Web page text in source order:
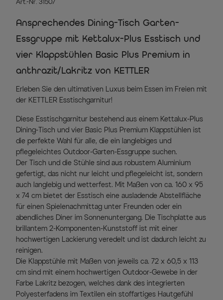
Art.-Nr. 31507
Ansprechendes Dining-Tisch Garten-
Essgruppe mit Kettalux-Plus Esstisch und
vier Klappstühlen Basic Plus Premium in
anthrazit/Lakritz von KETTLER
Erleben Sie den ultimativen Luxus beim Essen im Freien mit
der KETTLER Esstischgarnitur!
Diese Esstischgarnitur bestehend aus einem Kettalux-Plus
Dining-Tisch und vier Basic Plus Premium Klappstühlen ist
die perfekte Wahl für alle, die ein langlebiges und
pflegeleichtes Outdoor-Garten-Essgruppe suchen.
Der Tisch und die Stühle sind aus robustem Aluminium
gefertigt, das nicht nur leicht und pflegeleicht ist, sondern
auch langlebig und wetterfest. Mit Maßen von ca. 160 x 95
x 74 cm bietet der Esstisch eine ausladende Abstellfläche
für einen Spielenachmittag unter Freunden oder ein
abendliches Diner im Sonnenuntergang. Die Tischplatte aus
brillantem 2-Komponenten-Kunststoff ist mit einer
hochwertigen Lackierung veredelt und ist dadurch leicht zu
reinigen.
Die Klappstühle mit Maßen von jeweils ca. 72 x 60,5 x 113
cm sind mit einem hochwertigen Outdoor-Gewebe in der
Farbe Lakritz bezogen, welches dank des integrierten
Polyesterfadens im Textilen ein stoffartiges Hautgefühl